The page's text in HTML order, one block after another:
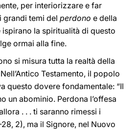
per interiorizzare e far
grandi temi del perdono e della
ispirano la spiritualità di questo
ormai alla fine.
si misura tutta la realtà della
Testamento, il popolo
questo dovere fondamentale: “Il
un abominio. Perdona l’offesa
. . . ti saranno rimessi i
2), ma il Signore, nel Nuovo